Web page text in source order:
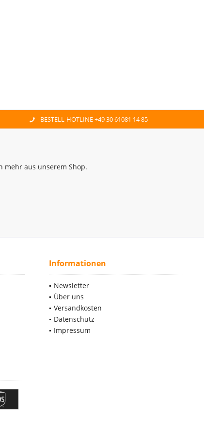
BESTELL-HOTLINE +49 30 61081 14 85
mehr aus unserem Shop.
Informationen
Newsletter
Über uns
Versandkosten
Datenschutz
Impressum